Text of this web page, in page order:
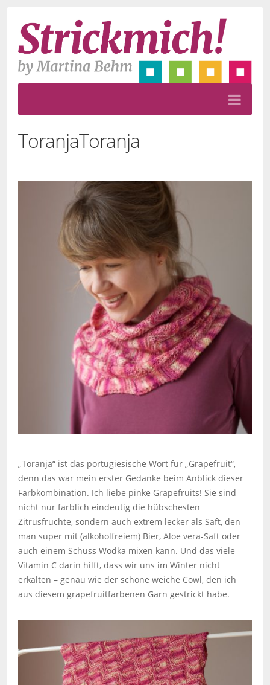
ToranjaToranja
„Toranja“ ist das portugiesische Wort für „Grapefruit“,
denn das war mein erster Gedanke beim Anblick dieser
Farbkombination. Ich liebe pinke Grapefruits! Sie sind
nicht nur farblich eindeutig die hübschesten
Zitrusfrüchte, sondern auch extrem lecker als Saft, den
man super mit (alkoholfreiem) Bier, Aloe vera-Saft oder
auch einem Schuss Wodka mixen kann. Und das viele
Vitamin C darin hilft, dass wir uns im Winter nicht
erkälten – genau wie der schöne weiche Cowl, den ich
aus diesem grapefruitfarbenen Garn gestrickt habe.